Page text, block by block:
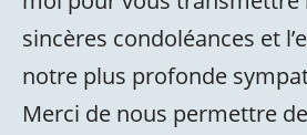
sincères condoléances et
notre plus profonde
Merci de nous permettre